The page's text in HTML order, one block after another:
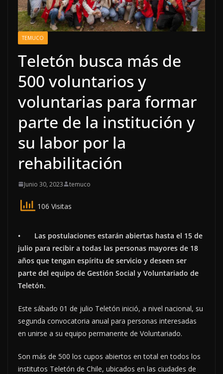
TEMUCO
Teletón busca más de
500 voluntarios y
voluntarias para formar
parte de la institución y
su labor por la
rehabilitación
Junio 30, 2023 temuco
106 Visitas
• Las postulaciones estarán abiertas hasta el 15 de
julio para recibir a todas las personas mayores de 18
años que tengan espíritu de servicio y deseen ser
parte del equipo de Gestión Social y Voluntariado de
Teletón.
Este sábado 01 de julio Teletón inició, a nivel nacional, su
segunda convocatoria anual para personas interesadas
en unirse a su equipo permanente de Voluntariado.
Son más de 500 los cupos abiertos en total en todos los
institutos Teletón de Chile, ubicados en las ciudades de